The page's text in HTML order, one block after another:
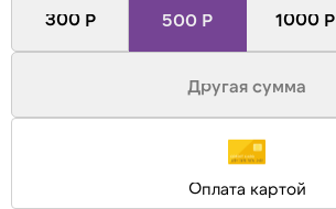
300 Р 500 Р 1000 Р
Оплата картой